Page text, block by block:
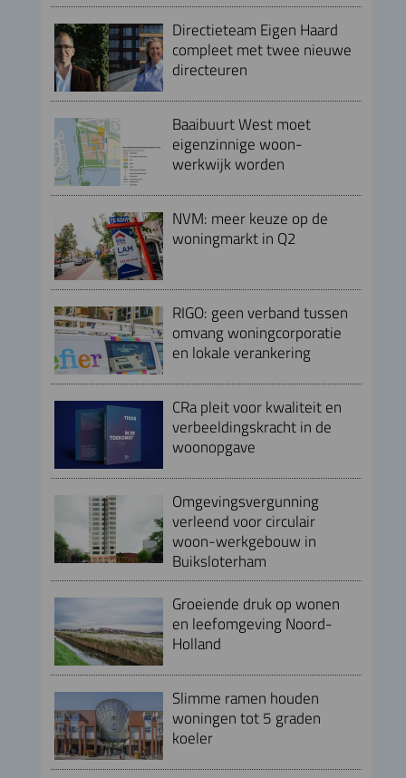
Directieteam Eigen Haard
compleet met twee nieuwe
directeuren
Baaibuurt West moet
eigenzinnige woon-
werkwijk worden
NVM: meer keuze op de
woningmarkt in Q2
RIGO: geen verband tussen
omvang woningcorporatie
en lokale verankering
CRa pleit voor kwaliteit en
verbeeldingskracht in de
woonopgave
Omgevingsvergunning
verleend voor circulair
woon-werkgebouw in
Buiksloterham
Groeiende druk op wonen
en leefomgeving Noord-
Holland
Slimme ramen houden
woningen tot 5 graden
koeler